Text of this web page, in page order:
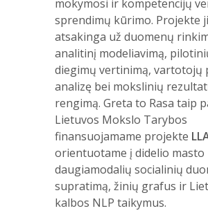
mokymosi ir kompetencijų
sprendimų kūrimo. Projekte ji
atsakinga už duomenų
analitinį modeliavimą,
diegimų vertinimą, vartotojų
analizę bei mokslinių
rengimą. Greta to Rasa taip
Lietuvos Mokslo Tarybos
finansuojamame projekte
orientuotame į didelio masto
daugiamodalių socialinių
supratimą, žinių grafus ir
kalbos NLP taikymus.